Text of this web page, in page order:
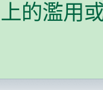
的濫用